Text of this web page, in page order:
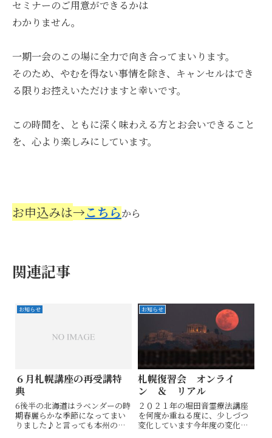
セミナーのご用意ができるかは
わかりません。
一期一会のこの場に全力で向き合ってまいります。
そのため、やむを得ない事情を除き、キャンセルはでき
る限りお控えいただけますと幸いです。
この時間を、ともに深く味わえる方とお会いできること
を、心より楽しみにしています。
お申込みは→こちらから
関連記事
お知らせ
６月札幌講座の再受講特
典
6後半の北海道はラベンダーの時
期春麗らかな季節になってまい
りました♪と言っても本州の皆
お知らせ
札幌復習会 オンライ
ン ＆ リアル
２０２１年の堀田音霊療法講座
を何度か重ねる度に、少しづつ
変化しています今年度の変化の